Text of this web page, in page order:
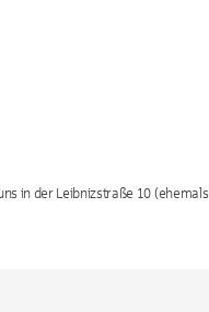
in der Leibnizstraße 10